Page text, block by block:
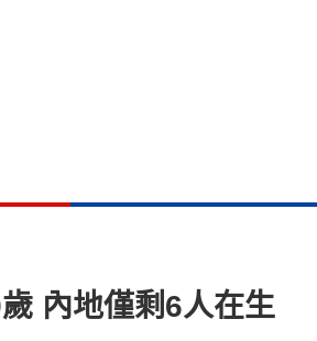
內地僅剩6人在生